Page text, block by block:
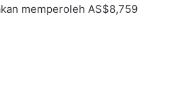
memperoleh AS$8,759